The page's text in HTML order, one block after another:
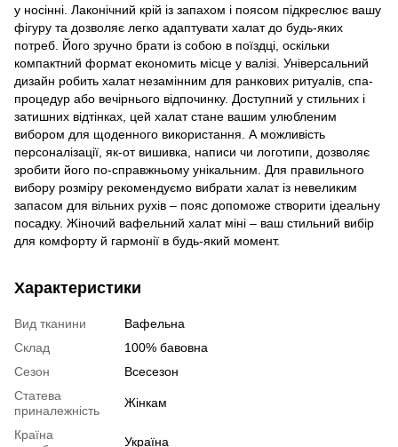
у носінні. Лаконічний крій із запахом і поясом підкреслює вашу
фігуру та дозволяє легко адаптувати халат до будь-яких
потреб. Його зручно брати із собою в поїздці, оскільки
компактний формат економить місце у валізі. Універсальний
дизайн робить халат незамінним для ранкових ритуалів, спа-
процедур або вечірнього відпочинку. Доступний у стильних і
затишних відтінках, цей халат стане вашим улюбленим
вибором для щоденного використання. А можливість
персоналізації, як-от вишивка, написи чи логотипи, дозволяє
зробити його по-справжньому унікальним. Для правильного
вибору розміру рекомендуємо вибрати халат із невеликим
запасом для вільних рухів – пояс допоможе створити ідеальну
посадку. Жіночий вафельний халат міні – ваш стильний вибір
для комфорту й гармонії в будь-який момент.
Характеристики
Вид тканини
Вафельна
Склад
100% бавовна
Сезон
Всесезон
Статева
приналежність
Жінкам
Країна
Україна